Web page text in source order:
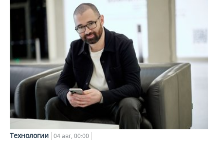
Технологии 04 авг, 00:00